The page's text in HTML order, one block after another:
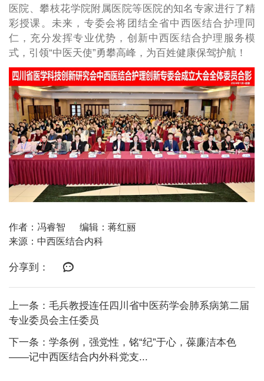
医院、攀枝花学院附属医院等医院的知名专家进行了精
彩授课。未来，专委会将团结全省中西医结合护理同
仁，充分发挥专业优势，创新中西医结合护理服务模
式，引领“中医天使”勇攀高峰，为百姓健康保驾护航！
作者：冯睿智
编辑：蒋红丽
来源：中西医结合内科
分享到：
上一条：毛兵教授连任四川省中医药学会肺系病第二届
专业委员会主任委员
下一条：学条例，强党性，铭“纪”于心，葆廉洁本色
——记中西医结合内外科党支...